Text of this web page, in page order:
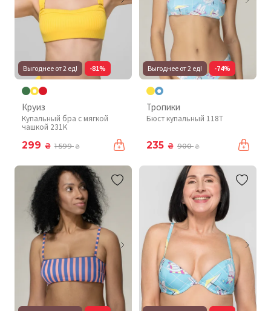
Выгоднее от 2 ед! -81%
Круиз
Купальный бра с мягкой
чашкой 231K
299 ₴ 1 599₴
Выгоднее от 2 ед! -74%
Тропики
Бюст купальный 118T
235 ₴ 900₴